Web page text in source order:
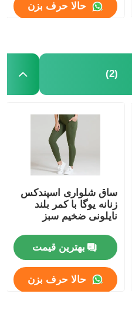
حالا حرف بزن
(2)
ساق شلواری اسپندکس
زنانه یوگا با کمر بلند
نایلونی ضخیم سبز
بهترین قیمت
حالا حرف بزن